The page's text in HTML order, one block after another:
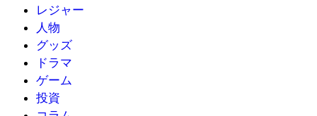
レジャー
人物
グッズ
ドラマ
ゲーム
投資